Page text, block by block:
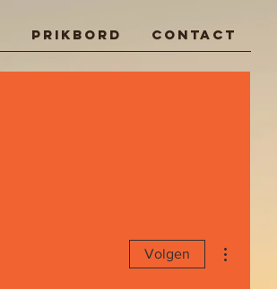
Prikbord Contact
Volgen